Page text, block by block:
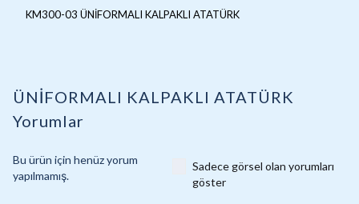
KM300-03 ÜNİFORMALI KALPAKLI ATATÜRK
ÜNİFORMALI KALPAKLI ATATÜRK
Yorumlar
Bu ürün için henüz yorum
yapılmamış.
Sadece görsel olan yorumları
göster